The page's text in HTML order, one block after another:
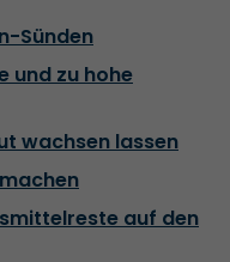
Sünden
und zu hohe
wachsen lassen
auf den